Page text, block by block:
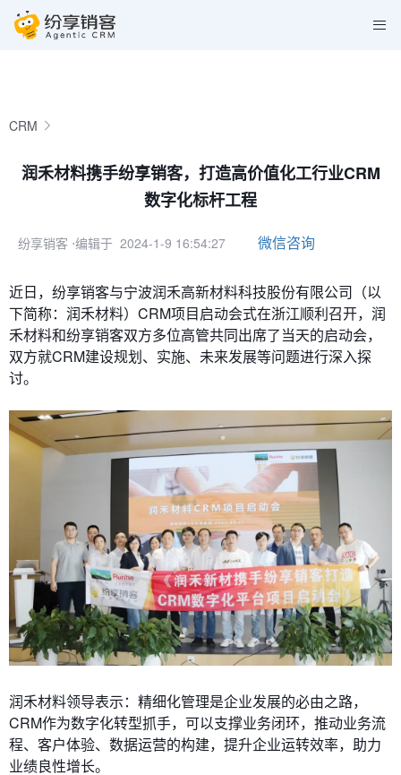
CRM
润禾材料携手纷享销客，打造高价值化工行业CRM
数字化标杆工程
纷享销客 ⋅编辑于 2024-1-9 16:54:27 微信咨询
近日，纷享销客与宁波润禾高新材料科技股份有限公司（以
下简称：润禾材料）CRM项目启动会式在浙江顺利召开，润
禾材料和纷享销客双方多位高管共同出席了当天的启动会，
双方就CRM建设规划、实施、未来发展等问题进行深入探
讨。
润禾材料领导表示：精细化管理是企业发展的必由之路，
CRM作为数字化转型抓手，可以支撑业务闭环，推动业务流
程、客户体验、数据运营的构建，提升企业运转效率，助力
业绩良性增长。